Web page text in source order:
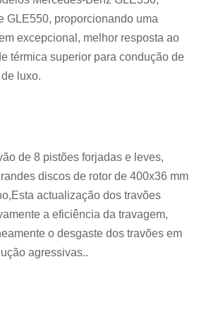
GLE550, proporcionando uma
excepcional, melhor resposta ao
térmica superior para condução de
luxo.
de 8 pistões forjadas e leves,
discos de rotor de 400x36 mm
actualização dos travões
a eficiência da travagem,
o desgaste dos travões em
agressivas..